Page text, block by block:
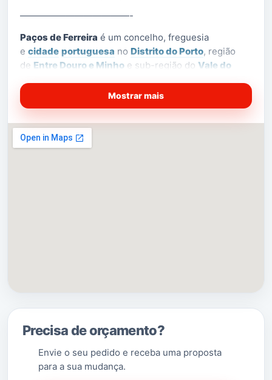
————————————-
Paços de Ferreira é um concelho, freguesia
e cidade portuguesa no Distrito do Porto, região
de Entre Douro e Minho e sub-região do Vale do
O
, com 70,99 km² de área
O município é limitado a leste pelo município
deLousada , a sul por
Mostrar mais
Precisa de orçamento?
Envie o seu pedido e receba uma proposta
para a sua mudança.